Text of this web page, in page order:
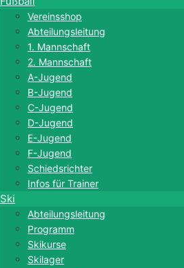
Vereinsshop
Abteilungsleitung
1. Mannschaft
2. Mannschaft
A-Jugend
B-Jugend
C-Jugend
D-Jugend
E-Jugend
F-Jugend
Schiedsrichter
Infos für Trainer
Ski
Abteilungsleitung
Programm
Skikurse
Skilager